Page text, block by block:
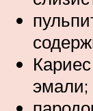
эмали;